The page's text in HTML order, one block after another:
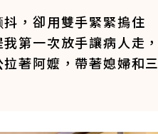
，卻用雙手緊緊摀住
第一次放手讓病人走，
著阿嬤，帶著媳婦和三